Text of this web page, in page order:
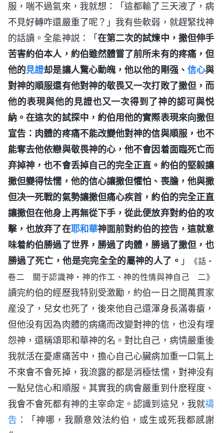
服，喘不過氣來，我就想：「這都輸了三天液了，病
不見好轉咋還嚴重了呢？」我有些軟弱，就趕緊找神
的話讀。全能神説：「在第二次的試煉中，撒但伸手
苦害約伯本人，約伯雖然體嘗了前所未有的疼痛，但
他的見證却是讓人驚心動魄，他以他的剛强、 信心與
對神的順服還有他對神的敬畏又一次打敗了撒但，而
他的表現與他的見證也又一次得到了神的認可與悦
納。在這次的試探中，約伯用他的實際表現來向撒但
宣告：肉體的疼痛不能改變他對神的信與順服，也不
能奪去他依戀與敬畏神的心，他不會因着面臨死亡而
弃掉神，也不會丢掉自己的完全正直。約伯的堅毅讓
撒但變得怯懦，他的信心讓撒但懼怕、喪膽，他與撒
但决一死戰的氣勢讓撒但痛心疾首，約伯的完全正直
讓撒但在他身上再無從下手，從此便放弃對約伯的攻
擊，也放弃了在耶和華神面前對約伯的控告，這就意
味着約伯勝過了世界，勝過了肉體，勝過了撒但，也
勝過了死亡，他是完完全全的屬神的人了。 」
《話・
卷二 關于認識神・神的作工、神的性情與神自己 二》
讀完約伯的經歷我特别受激勵，約伯一日之間萬貫家
産没了，兒女也死了，後來他自己還渾身長滿毒瘡，
但他没有因為肉體的病痛而改變對神的信，也没有埋
怨神，還稱頌耶和華神的名。對比自己，病情嚴重後
我就活在憂慮痛苦中，擔心自己心臟病加重一口氣上
不來會不會死掉，我流露的都是消極怯懦，對神没有
一點兒信心和順服。其實我的病會嚴重到什麽程度、
我會不會死都有神的主宰命定。認識到這兒，我就禱
告 ：「神哪，我願意效法約伯，或生或死我都感謝